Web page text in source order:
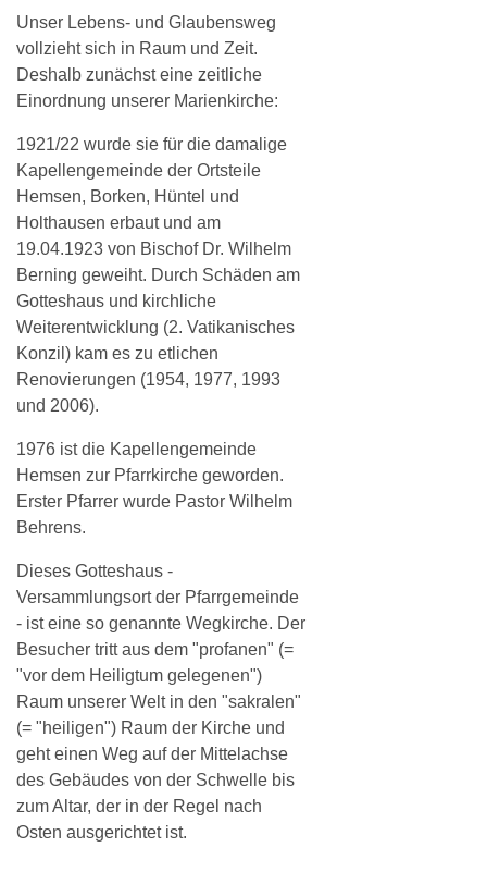
Unser Lebens- und Glaubensweg
vollzieht sich in Raum und Zeit.
Deshalb zunächst eine zeitliche
Einordnung unserer Marienkirche:
1921/22 wurde sie für die damalige
Kapellengemeinde der Ortsteile
Hemsen, Borken, Hüntel und
Holthausen erbaut und am
19.04.1923 von Bischof Dr. Wilhelm
Berning geweiht. Durch Schäden am
Gotteshaus und kirchliche
Weiterentwicklung (2. Vatikanisches
Konzil) kam es zu etlichen
Renovierungen (1954, 1977, 1993
und 2006).
1976 ist die Kapellengemeinde
Hemsen zur Pfarrkirche geworden.
Erster Pfarrer wurde Pastor Wilhelm
Behrens.
Dieses Gotteshaus -
Versammlungsort der Pfarrgemeinde
- ist eine so genannte Wegkirche. Der
Besucher tritt aus dem "profanen" (=
"vor dem Heiligtum gelegenen")
Raum unserer Welt in den "sakralen"
(= "heiligen") Raum der Kirche und
geht einen Weg auf der Mittelachse
des Gebäudes von der Schwelle bis
zum Altar, der in der Regel nach
Osten ausgerichtet ist.